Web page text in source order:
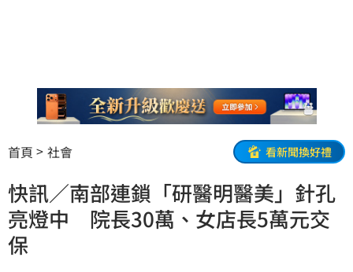
首頁 社會 看新聞換好禮
快訊／南部連鎖「研醫明醫美」針孔
亮燈中 院長30萬、女店長5萬元交
保